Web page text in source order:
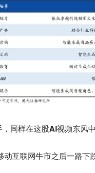
同样在这股AI视频东风
动互联网牛市之后一路下